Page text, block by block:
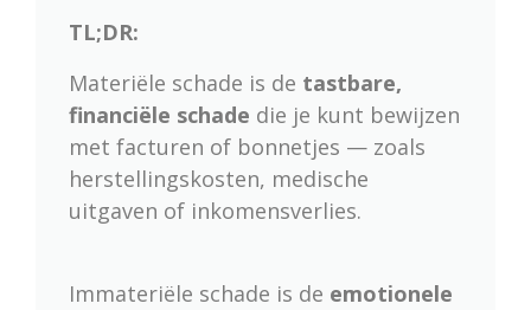
TL;DR:
Materiële schade is de tastbare,
financiële schade die je kunt bewijzen
met facturen of bonnetjes — zoals
herstellingskosten, medische
uitgaven of inkomensverlies.
Immateriële schade is de emotionele